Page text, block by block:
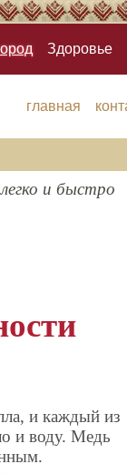
Здоровье
главная
и быстро
и каждый из
и воду. Медь